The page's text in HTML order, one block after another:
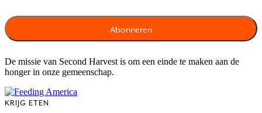
De missie van Second Harvest is om een einde te maken aan de
honger in onze gemeenschap.
KRIJG ETEN